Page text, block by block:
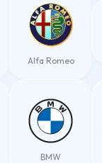
Alfa Romeo
BMW